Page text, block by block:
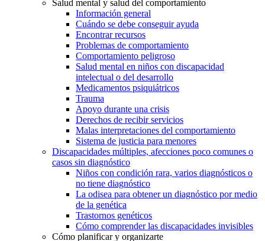
Salud mental y salud del comportamiento
Información general
Cuándo se debe conseguir ayuda
Encontrar recursos
Problemas de comportamiento
Comportamiento peligroso
Salud mental en niños con discapacidad
intelectual o del desarrollo
Medicamentos psiquiátricos
Trauma
Apoyo durante una crisis
Derechos de recibir servicios
Malas interpretaciones del comportamiento
Sistema de justicia para menores
Discapacidades múltiples, afecciones poco comunes o
casos sin diagnóstico
Niños con condición rara, varios diagnósticos o
no tiene diagnóstico
La odisea para obtener un diagnóstico por medio
de la genética
Trastornos genéticos
Cómo comprender las discapacidades invisibles
Cómo planificar y organizarte